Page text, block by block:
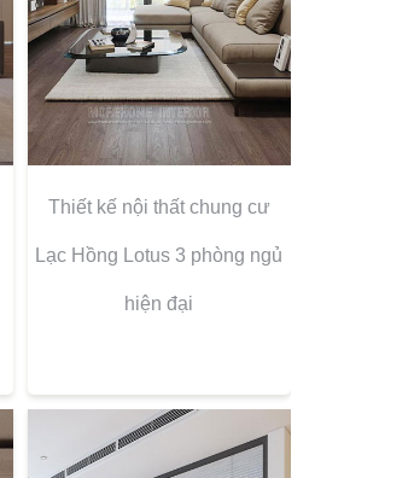
Thiết kế nội thất chung cư
Lạc Hồng Lotus 3 phòng ngủ
hiện đại